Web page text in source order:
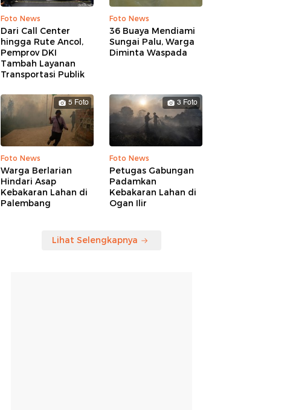
Foto News
Dari Call Center
hingga Rute Ancol,
Pemprov DKI
Tambah Layanan
Transportasi Publik
Foto News
36 Buaya Mendiami
Sungai Palu, Warga
Diminta Waspada
5 Foto
Foto News
Warga Berlarian
Hindari Asap
Kebakaran Lahan di
Palembang
3 Foto
Foto News
Petugas Gabungan
Padamkan
Kebakaran Lahan di
Ogan Ilir
Lihat Selengkapnya